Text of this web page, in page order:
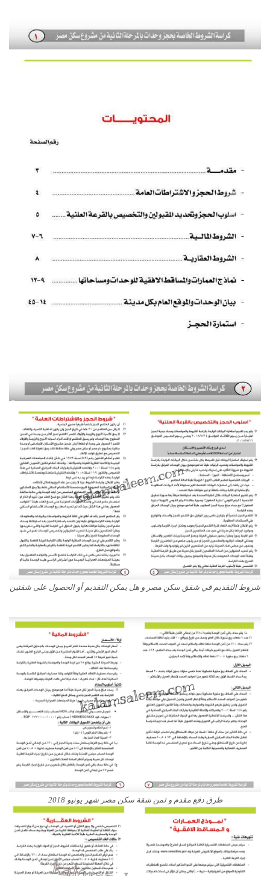
شروط التقديم في شقق سكن مصر و هل يمكن التقديم أو الحصول على شقتين
طرق دفع مقدم و ثمن شقة سكن مصر شهر يونيو 2018